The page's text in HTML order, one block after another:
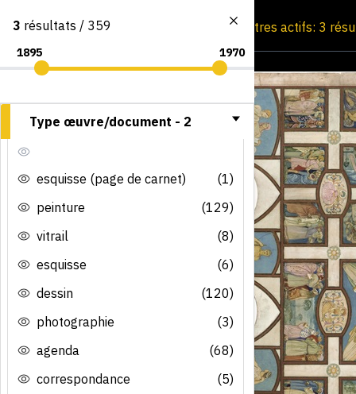
Consultation par image Filtres actifs: 3
3 résultats / 359
Type œuvre/document - 2
esquisse (page de carnet)
(1)
peinture
(129)
vitrail
(8)
esquisse
(6)
dessin
(120)
photographie
(3)
agenda
(68)
correspondance
(5)